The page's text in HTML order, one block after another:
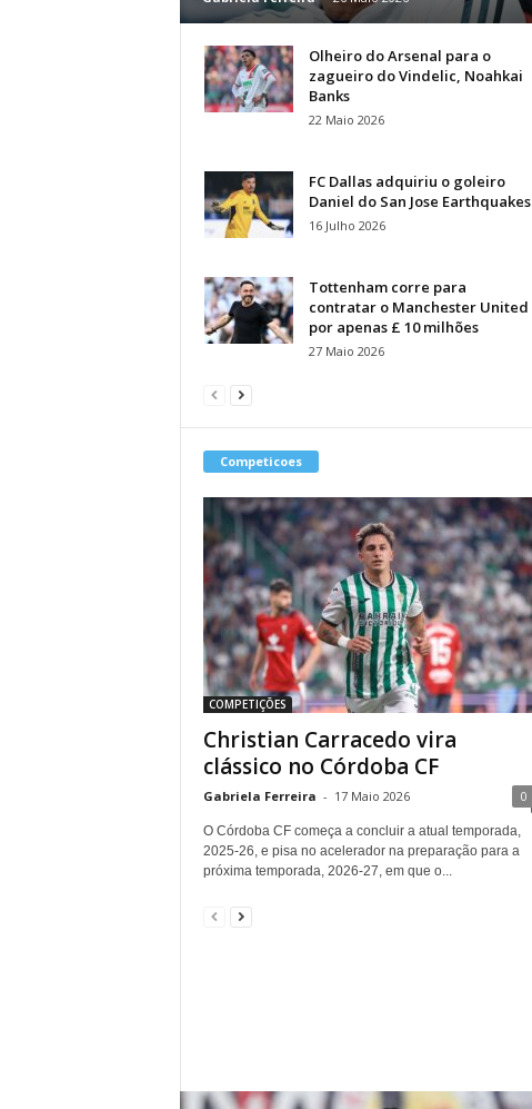
Olheiro do Arsenal para o
zagueiro do Vindelic, Noahkai
Banks
22 Maio 2026
FC Dallas adquiriu o goleiro
Daniel do San Jose Earthquakes
16 Julho 2026
Tottenham corre para
contratar o Manchester United
por apenas £ 10 milhões
27 Maio 2026
Competicoes
COMPETIÇÕES
Christian Carracedo vira
clássico no Córdoba CF
Gabriela Ferreira - 17 Maio 2026 0
O Córdoba CF começa a concluir a atual temporada,
2025-26, e pisa no acelerador na preparação para a
próxima temporada, 2026-27, em que o...